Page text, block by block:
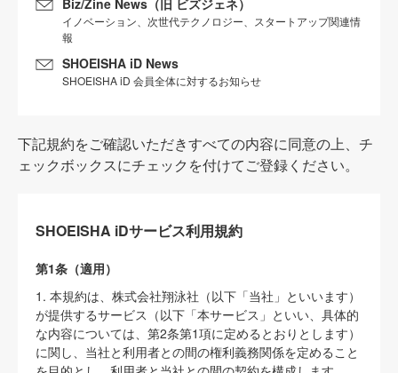
Biz/Zine News（旧 ビズジェネ）
イノベーション、次世代テクノロジー、スタートアップ関連情
報
SHOEISHA iD News
SHOEISHA iD 会員全体に対するお知らせ
下記規約をご確認いただきすべての内容に同意の上、チ
ェックボックスにチェックを付けてご登録ください。
SHOEISHA iDサービス利用規約
第1条（適用）
1. 本規約は、株式会社翔泳社（以下「当社」といいます）
が提供するサービス（以下「本サービス」といい、具体的
な内容については、第2条第1項に定めるとおりとします）
に関し、当社と利用者との間の権利義務関係を定めること